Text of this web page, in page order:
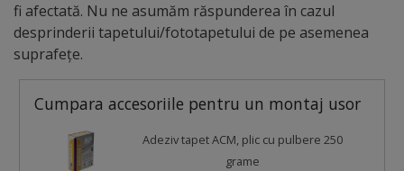
fi afectată. Nu ne asumăm răspunderea în cazul
desprinderii tapetului/fototapetului de pe asemenea
suprafețe.
Cumpara accesoriile pentru un montaj usor
Adeziv tapet ACM, plic cu pulbere 250
grame